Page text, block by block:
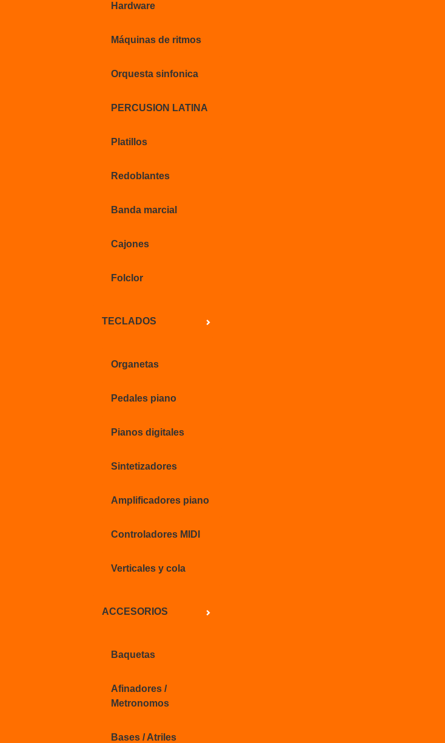
Hardware
Máquinas de ritmos
Orquesta sinfonica
PERCUSION LATINA
Platillos
Redoblantes
Banda marcial
Cajones
Folclor
TECLADOS
Organetas
Pedales piano
Pianos digitales
Sintetizadores
Amplificadores piano
Controladores MIDI
Verticales y cola
ACCESORIOS
Baquetas
Afinadores /
Metronomos
Bases / Atriles